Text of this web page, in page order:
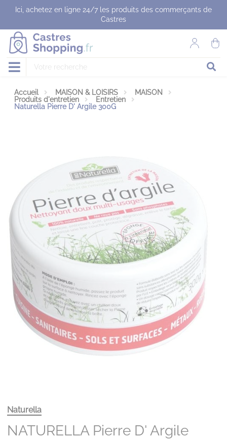
Ici, achetez en ligne 24/7 les produits des commerçants de
Castres
Accueil MAISON & LOISIRS
MAISON
Produits d'entretien
Entretien
Naturella Pierre D' Argile 300G
Naturella
NATURELLA Pierre D' Argile
Panneau de gestion des cookies